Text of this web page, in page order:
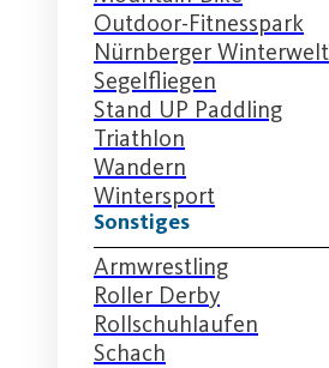
Outdoor-Fitnesspark
Nürnberger Winterwelt
Segelfliegen
Stand UP Paddling
Triathlon
Wandern
Wintersport
Sonstiges
Armwrestling
Roller Derby
Rollschuhlaufen
Schach